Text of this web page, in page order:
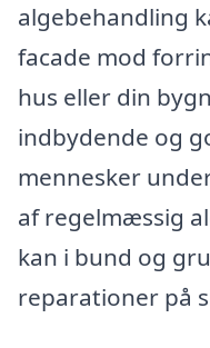
algebehandling
facade mod
hus eller din
indbydende og
mennesker
af regelmæssig
kan i bund og
reparationer på